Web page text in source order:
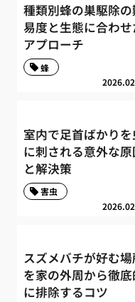
種類別蜂の巣駆除
易度と生態に合わせ
アプローチ
蜂
室内で足首ばかりを
に刺される意外な原
と解決策
害虫
スズメバチが好む
を家の外周から徹底
に排除するコツ